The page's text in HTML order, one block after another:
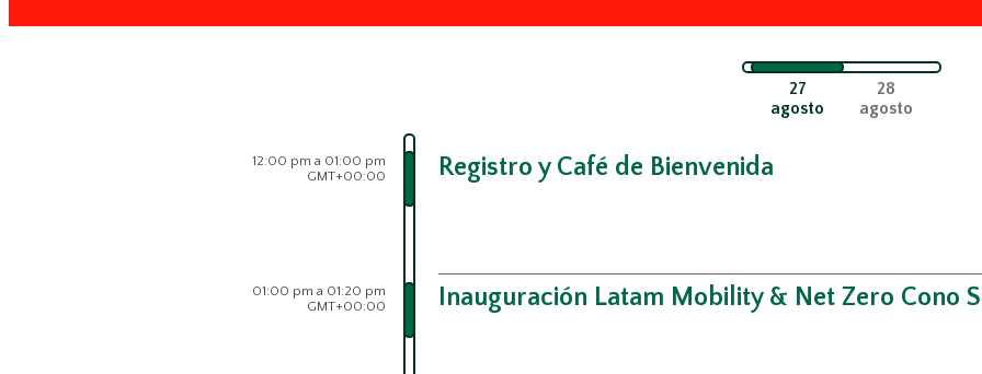
27
agosto
28
agosto
12:00 pm a 01:00 pm
GMT+00:00
Registro y Café de Bienvenida
01:00 pm a 01:20 pm
GMT+00:00
Inauguración Latam Mobility & Net Zero Cono